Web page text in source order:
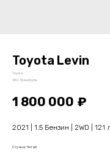
Toyota Levin
Toyota
SKU: Левый руль
1 800 000 ₽
2021 | 1.5 Бензин | 2WD |
Страна: Китай